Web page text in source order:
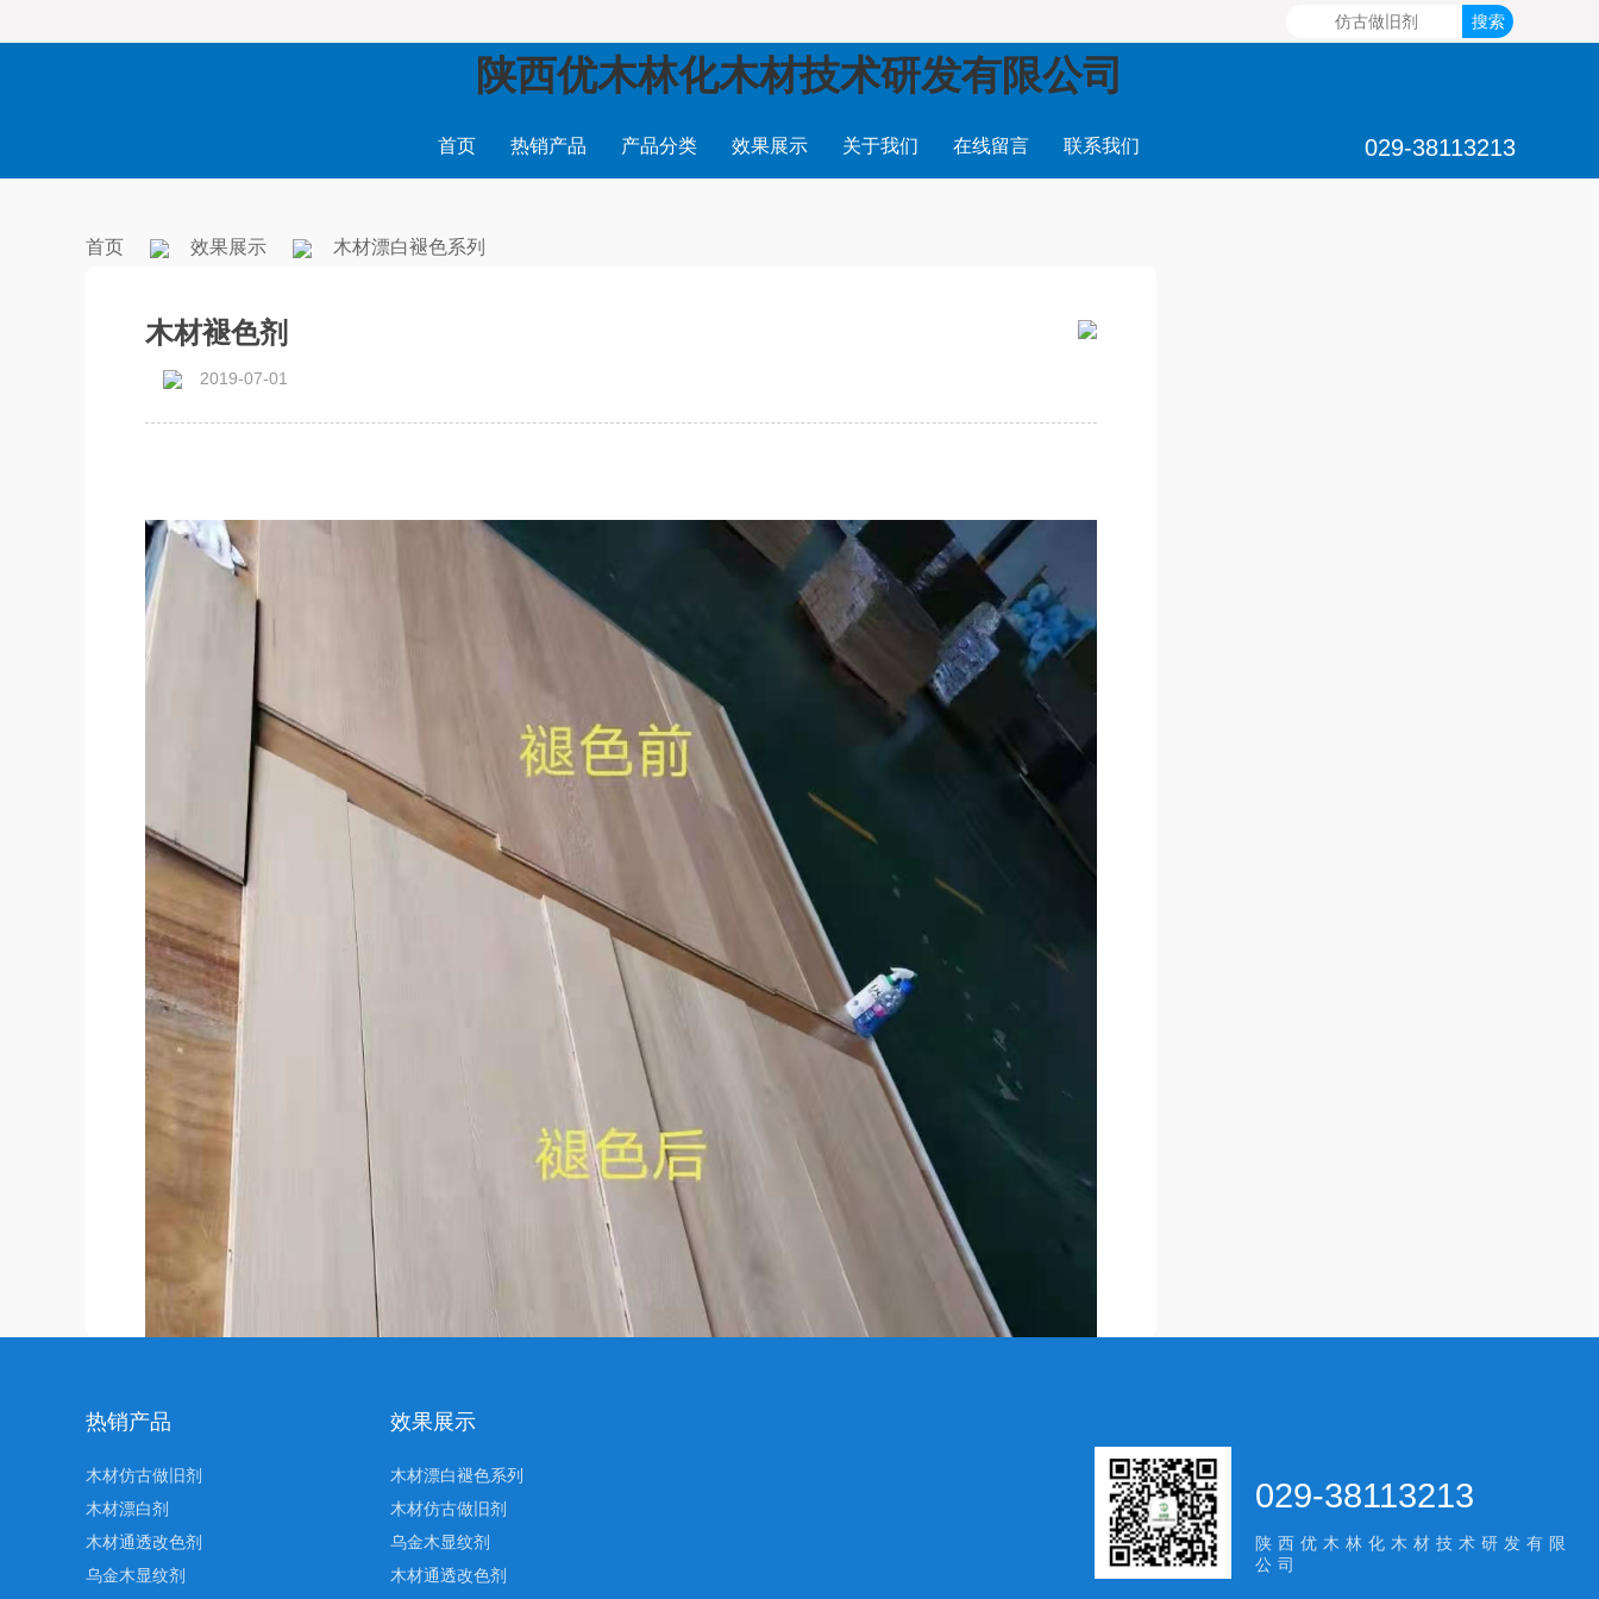
陕西优木林化木材技术研发有限公司
029-38113213
首页 热销产品 产品分类 效果展示 关于我们 在线留言 联系我们
首页 效果展示 木材漂白褪色系列
木材褪色剂
2019-07-01
热销产品
木材仿古做旧剂
木材漂白剂
木材通透改色剂
乌金木显纹剂
效果展示
木材漂白褪色系列
木材仿古做旧剂
乌金木显纹剂
木材通透改色剂
029-38113213
陕西优木林化木材技术研发有限
公司